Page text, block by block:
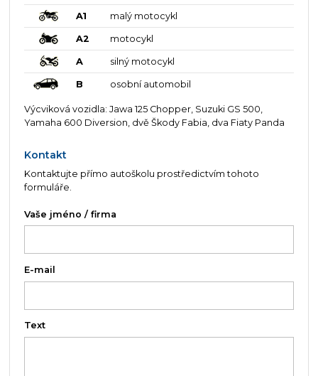
A1 malý motocykl
A2 motocykl
A silný motocykl
B osobní automobil
Výcviková vozidla: Jawa 125 Chopper, Suzuki GS 500,
Yamaha 600 Diversion, dvě Škody Fabia, dva Fiaty Panda
Kontakt
Kontaktujte přímo autoškolu prostředictvím tohoto
formuláře.
Vaše jméno / firma
E-mail
Text